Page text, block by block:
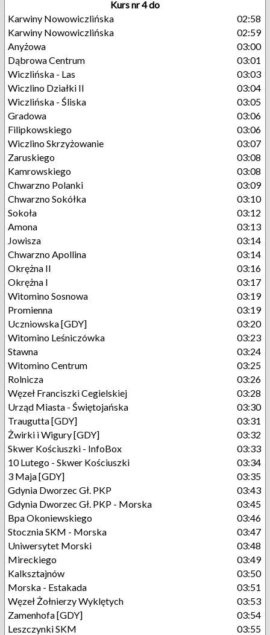
Kurs nr 4 do
Karwiny Nowowiczlińska
02:58
Karwiny Nowowiczlińska
02:59
Anyżowa
03:00
Dąbrowa Centrum
03:01
Wiczlińska - Las
03:03
Wiczlino Działki II
03:04
Wiczlińska - Śliska
03:05
Gradowa
03:06
Filipkowskiego
03:06
Wiczlino Skrzyżowanie
03:07
Zaruskiego
03:08
Kamrowskiego
03:08
Chwarzno Polanki
03:09
Chwarzno Sokółka
03:10
Sokoła
03:12
Amona
03:13
Jowisza
03:14
Chwarzno Apollina
03:14
Okrężna II
03:16
Okrężna I
03:17
Witomino Sosnowa
03:19
Promienna
03:19
Uczniowska [GDY]
03:20
Witomino Leśniczówka
03:23
Stawna
03:24
Witomino Centrum
03:25
Rolnicza
03:26
Węzeł Franciszki Cegielskiej
03:28
Urząd Miasta - Świętojańska
03:30
Traugutta [GDY]
03:31
Żwirki i Wigury [GDY]
03:32
Skwer Kościuszki - InfoBox
03:33
10 Lutego - Skwer Kościuszki
03:34
3 Maja [GDY]
03:35
Gdynia Dworzec Gł. PKP
03:43
Gdynia Dworzec Gł. PKP - Morska
03:45
Bpa Okoniewskiego
03:46
Stocznia SKM - Morska
03:47
Uniwersytet Morski
03:48
Mireckiego
03:49
Kalksztajnów
03:50
Morska - Estakada
03:51
Węzeł Żołnierzy Wyklętych
03:53
Zamenhofa [GDY]
03:54
Leszczynki SKM
03:55